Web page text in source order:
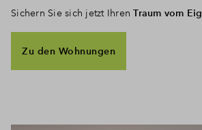
Sichern Sie sich jetzt IhrenTraum vom
Zu den Wohnungen